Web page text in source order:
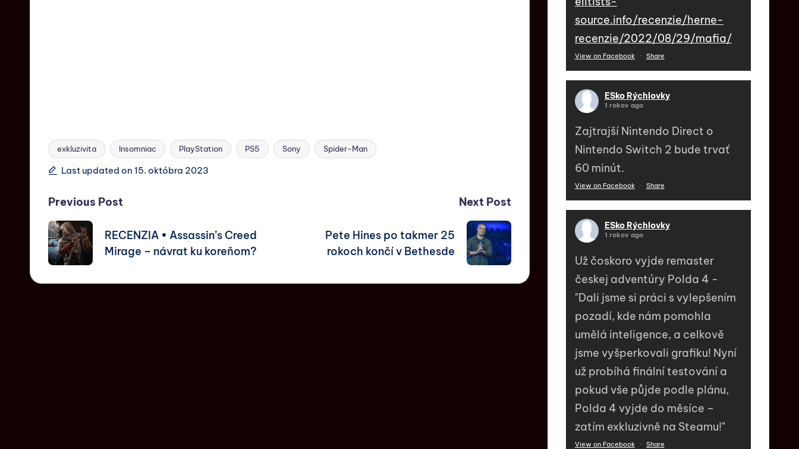
exkluzivita Insomniac PlayStation PS5 Sony Spider-Man
Last updated on 15. októbra 2023
Previous Post
RECENZIA • Assassin’s Creed
Mirage – návrat ku koreňom?
Next Post
Pete Hines po takmer 25
rokoch končí v Bethesde
source.info/recenzie/herne-
recenzie/2022/08/29/mafia/
View on Facebook · Share
ESko Rýchlovky
1 rokov ago
Zajtrajší Nintendo Direct o
Nintendo Switch 2 bude trvať
60 minút.
View on Facebook · Share
ESko Rýchlovky
1 rokov ago
Už čoskoro vyjde remaster
českej adventúry Polda 4 -
"Dali jsme si práci s vylepšením
pozadí, kde nám pomohla
umělá inteligence, a celkově
jsme vyšperkovali grafiku! Nyní
už probíhá finální testování a
pokud vše půjde podle plánu,
Polda 4 vyjde do měsíce –
zatím exkluzivně na Steamu!"
View on Facebook · Share